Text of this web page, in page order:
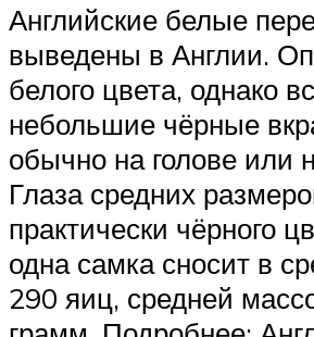
Английские белые
выведены в Англии.
белого цвета, однако
небольшие чёрные
обычно на голове или
Глаза средних
практически чёрного
одна самка сносит в
290 яиц, средней